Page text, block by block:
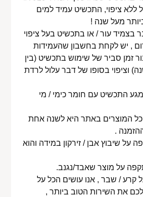
ללא ציפוי, התכשיט עמיד למים
מעל שנה !
בצמיד עור / או בתכשיט בעל ציפוי
, יש לקחת בחשבון שהעמידות
זמן סביר של שימוש בתכשיט (בין
וציפוי בסופו של דבר עלול לרדת
התכשיט עם חומר כימי / מי
כל המוצרים באתר היא לשנה אחת
.
על שיבוץ אבן / זירקון במידה והוא
על מוצר שאבד/נגנב.
קרע / שבר , אנו עושים הכל על
את השירות הטוב ביותר ,